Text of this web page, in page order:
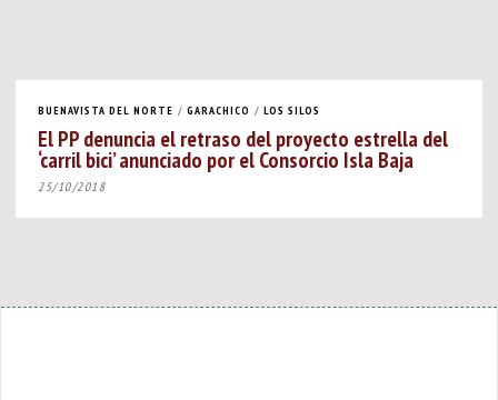
BUENAVISTA DEL NORTE / GARACHICO / LOS SILOS
El PP denuncia el retraso del proyecto estrella del
‘carril bici’ anunciado por el Consorcio Isla Baja
25/10/2018